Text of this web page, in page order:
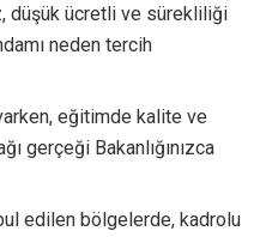
düşük ücretli ve sürekliliği
neden tercih
eğitimde kalite ve
gerçeği Bakanlığınızca
edilen bölgelerde, kadrolu